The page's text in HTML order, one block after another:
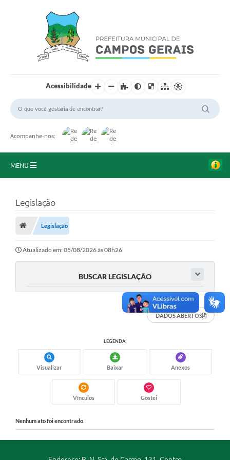
Acessibilidade
Acompanhe-nos:
MENU
O Município
A Prefeitura
Portal da Transparência
Mais
Legislação
Legislação
Atualizado em: 05/08/2026 às 08h26
BUSCAR LEGISLAÇÃO
DADOS ABERTOS
LEGENDA:
Visualizar Baixar Anexos
Vínculos Gostei
Nenhum ato foi encontrado